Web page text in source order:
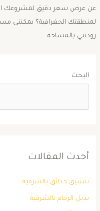
عن عرض سعر دقيق لمشروعك
لمنطقتك الجغرافية؟ يمكنني
زودتني بالمساحة.
البحث
أحدث المقالات
تنسيق حدائق بالشرقية
بديل الرخام بالشرقية